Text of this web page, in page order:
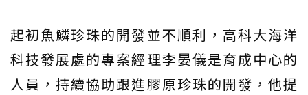
起初魚鱗珍珠的開發並不順利，高科大海洋
科技發展處的專案經理李晏儀是育成中心的
人員，持續協助跟進膠原珍珠的開發，他提